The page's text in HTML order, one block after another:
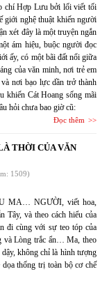
chí Hợp Lưu bởi lối viết tối
giới nghệ thuật khiến người
xét đây là một truyện ngắn
ám hiệu, buộc người đọc
ấy, có một bãi đất nổi giữa
của văn minh, nơi trẻ em
nơi bạo lực dần trở thành
khiến Cát Hoang sống mãi
hỏi chưa bao giờ cũ:
Đọc thêm
THỜI CỦA VĂN
1509)
MA… NGƯỜI, viết hoa,
Tây, và theo cách hiểu của
đi cùng với sự teo tóp của
và Lòng trắc ẩn… Ma, theo
không chỉ là hình tượng
thống trị toàn bộ cơ chế